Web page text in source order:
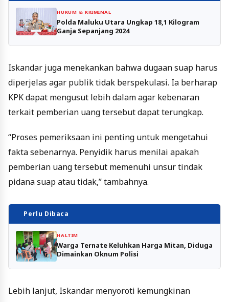
HUKUM & KRIMINAL
Polda Maluku Utara Ungkap 18,1 Kilogram
Ganja Sepanjang 2024
Iskandar juga menekankan bahwa dugaan suap harus
diperjelas agar publik tidak berspekulasi. Ia berharap
KPK dapat mengusut lebih dalam agar kebenaran
terkait pemberian uang tersebut dapat terungkap.
“Proses pemeriksaan ini penting untuk mengetahui
fakta sebenarnya. Penyidik harus menilai apakah
pemberian uang tersebut memenuhi unsur tindak
pidana suap atau tidak,” tambahnya.
Perlu Dibaca
HALTIM
Warga Ternate Keluhkan Harga Mitan, Diduga
Dimainkan Oknum Polisi
Lebih lanjut, Iskandar menyoroti kemungkinan